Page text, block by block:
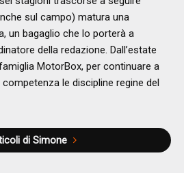
sul campo) matura una
un bagaglio che lo porterà a
della redazione. Dall’estate
MotorBox, per continuare a
le discipline regine del
di Simone